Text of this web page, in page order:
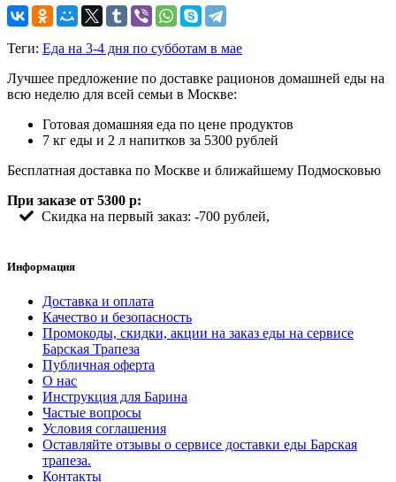
Теги: Еда на 3-4 дня по субботам в мае
Лучшее предложение по доставке рационов домашней еды на
всю неделю для всей семьи в Москве:
Готовая домашняя еда по цене продуктов
7 кг еды и 2 л напитков за 5300 рублей
Бесплатная доставка по Москве и ближайшему Подмосковью
При заказе от 5300 р:
Скидка на первый заказ: -700 рублей,
Информация
Доставка и оплата
Качество и безопасность
Промокоды, скидки, акции на заказ еды на сервисе
Барская Трапеза
Публичная оферта
О нас
Инструкция для Барина
Частые вопросы
Условия соглашения
Оставляйте отзывы о сервисе доставки еды Барская
трапеза.
Контакты